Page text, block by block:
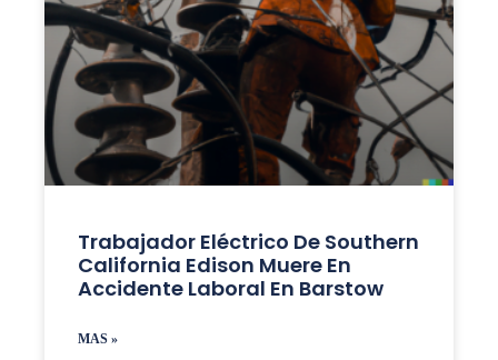
Trabajador Eléctrico De Southern
California Edison Muere En
Accidente Laboral En Barstow
MAS »